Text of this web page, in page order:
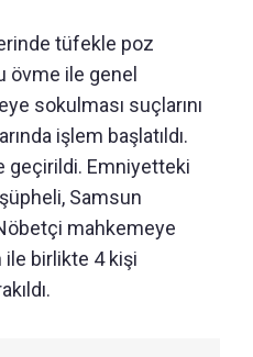
tüfekle poz
övme ile genel
sokulması suçlarını
işlem başlatıldı.
geçirildi. Emniyetteki
Samsun
mahkemeye
ile birlikte 4 kişi